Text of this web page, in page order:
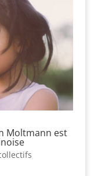
Moltmann est